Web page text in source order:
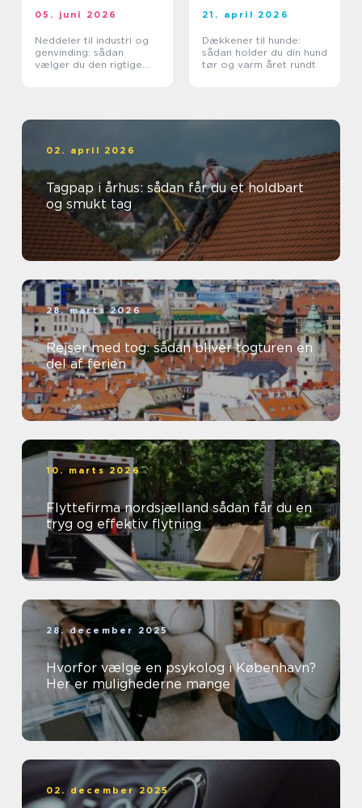
05. juni 2026
Neddeler til industri og
genvinding: sådan
vælger du den rigtige
21. april 2026
Dækkener til hunde:
sådan holder du din hund
tør og varm året rundt
02. april 2026
Tagpap i århus: sådan får du et holdbart
og smukt tag
28. marts 2026
Rejser med tog: sådan bliver togturen en
del af ferien
10. marts 2026
Flyttefirma nordsjælland sådan får du en
tryg og effektiv flytning
28. december 2025
Hvorfor vælge en psykolog i København?
Her er mulighederne mange
02. december 2025